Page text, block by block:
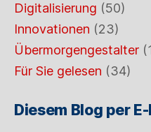
Digitalisierung (50)
Innovationen (23)
Übermorgengestalter
Für Sie gelesen (34)
Diesem Blog per